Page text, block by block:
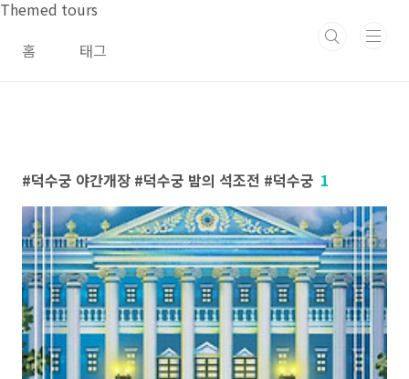
본문 바로가기
Themed tours
홈
태그
덕수궁 야간개장 #덕수궁 밤의 석조전 #덕수궁 1